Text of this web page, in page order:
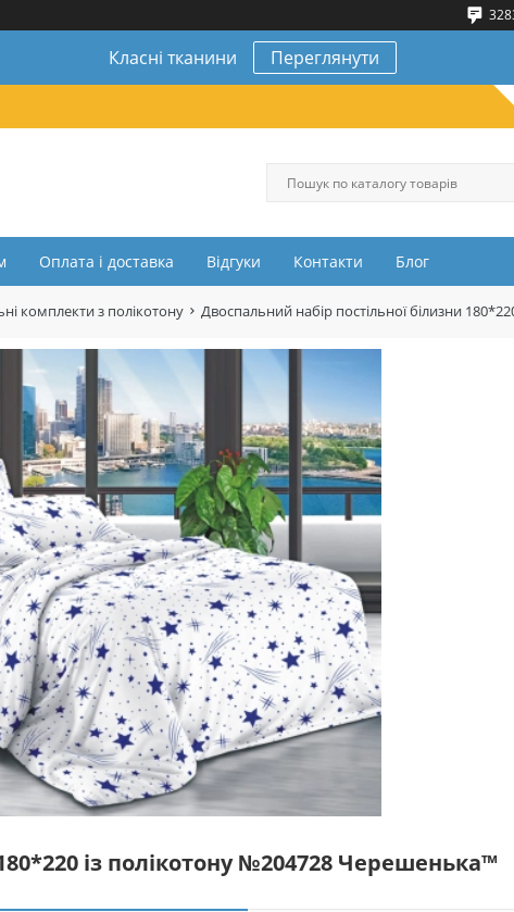
Класні тканини Переглянути
Оплата і доставка Відгуки Контакти Блог
комплекти з полікотону Двоспальний набір постільної білизни
із полікотону №204728 Черешенька™